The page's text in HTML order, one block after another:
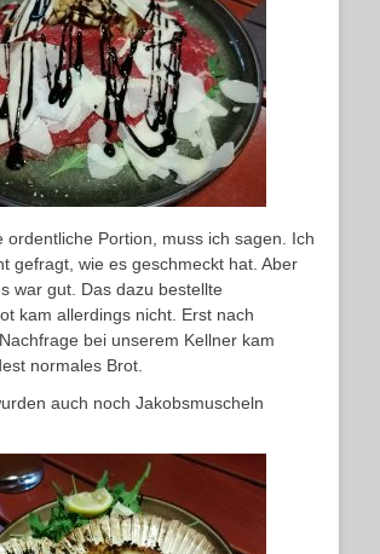
ordentliche Portion, muss ich sagen. Ich
gefragt, wie es geschmeckt hat. Aber
war gut. Das dazu bestellte
kam allerdings nicht. Erst nach
bei unserem Kellner kam
normales Brot.
auch noch Jakobsmuscheln